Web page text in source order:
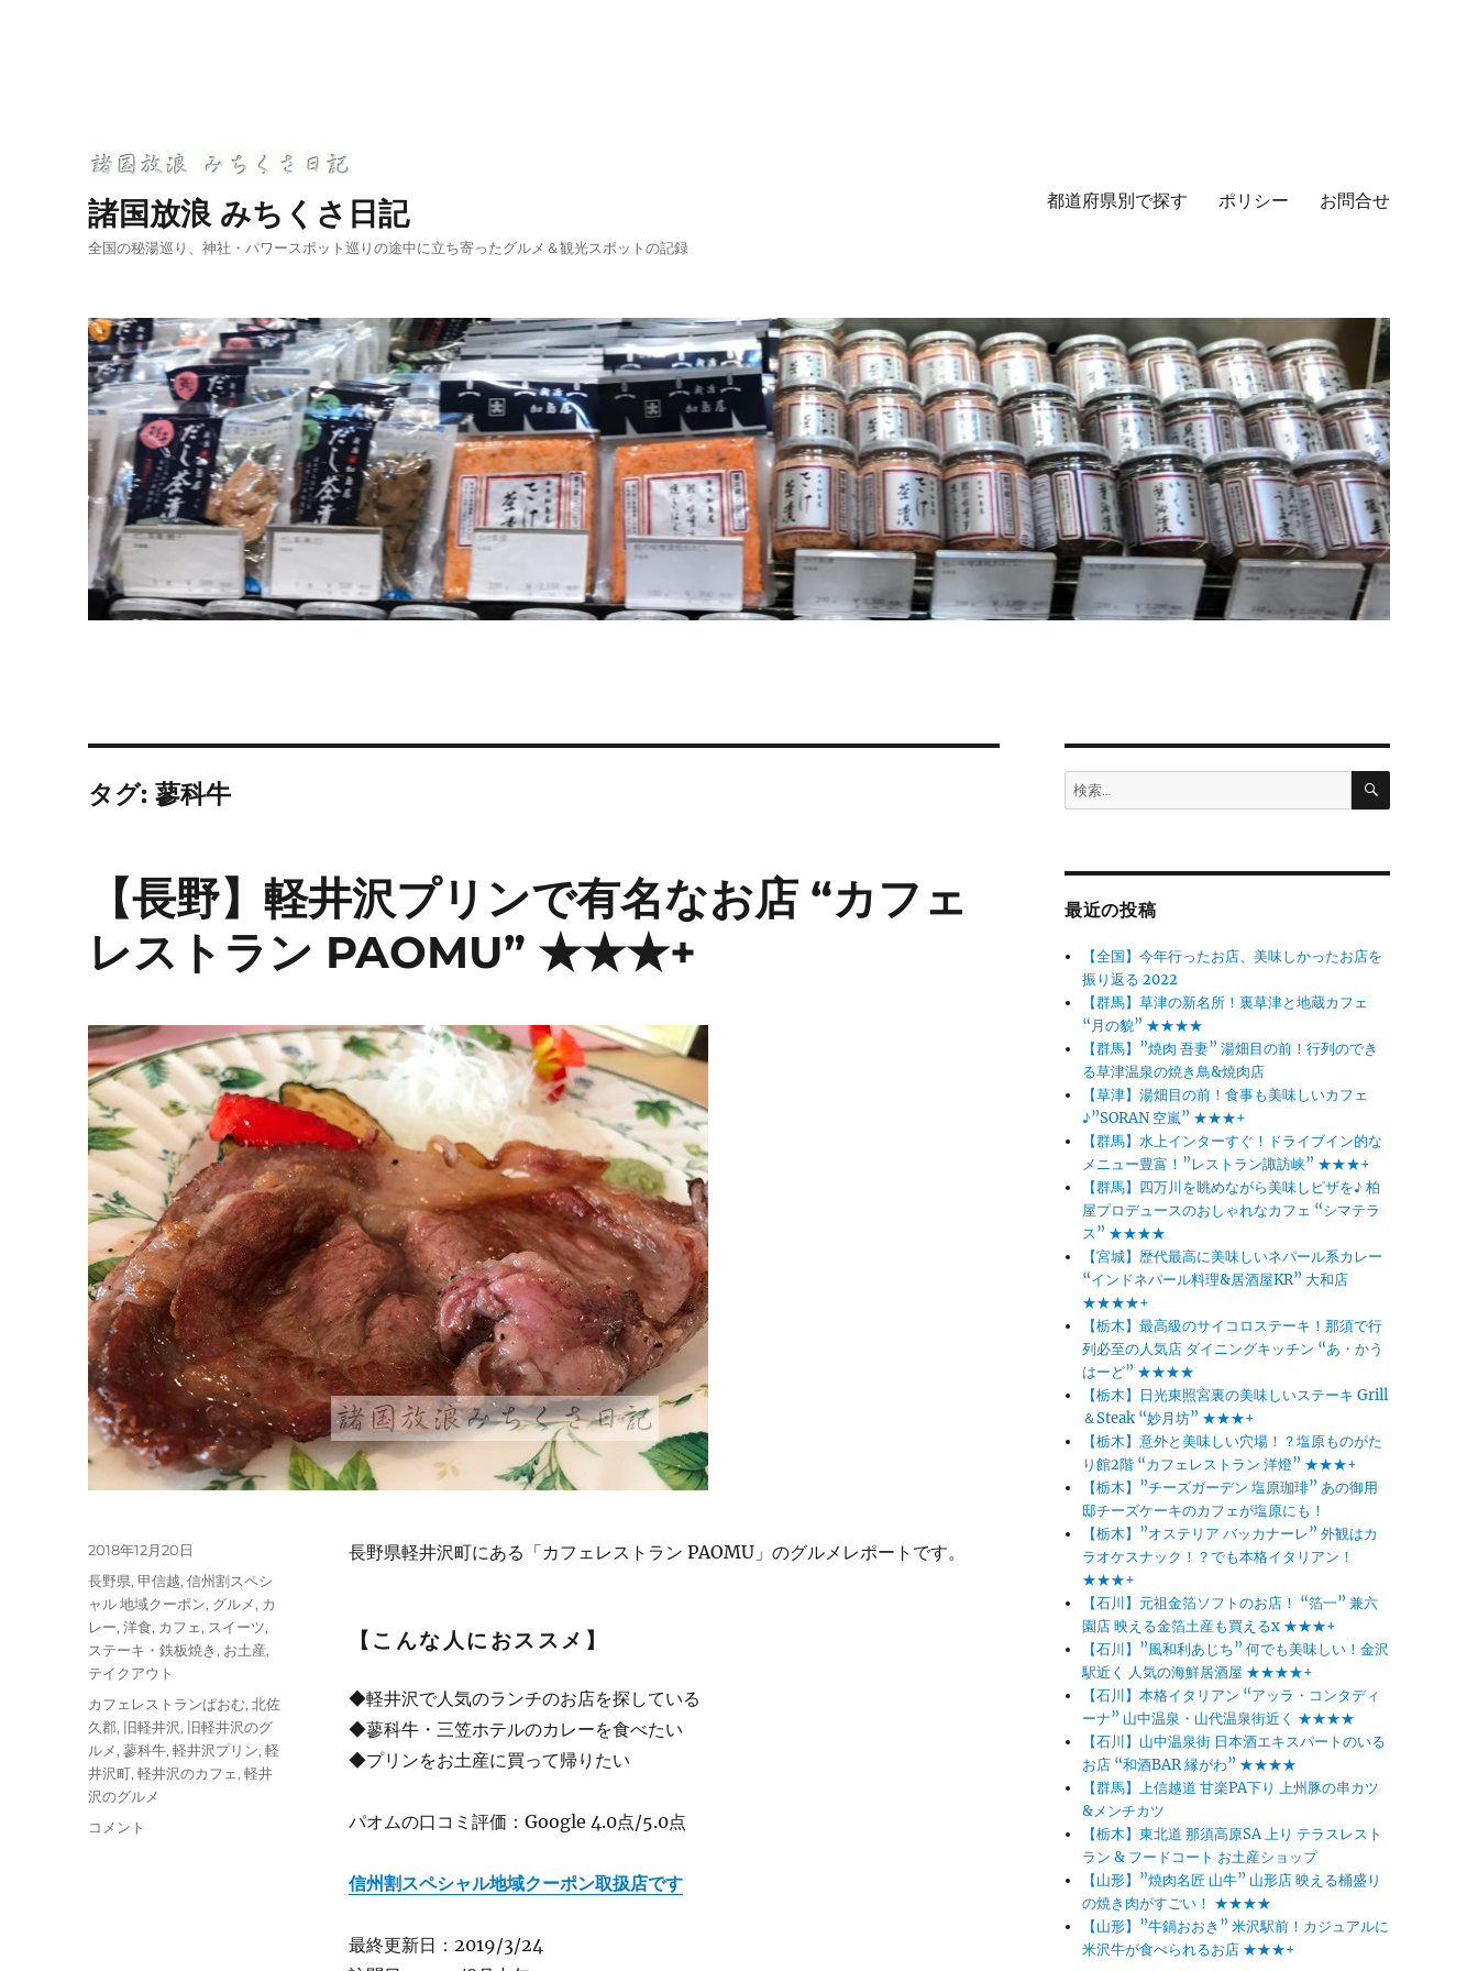
諸国放浪 みちくさ日記
全国の秘湯巡り、神社・パワースポット巡りの途中に立ち寄ったグルメ＆観光スポットの記録
都道府県別で探す ポリシー お問合せ
タグ:蓼科牛
【長野】軽井沢プリンで有名なお店 “カフェ
レストラン PAOMU” ★★★+
長野県軽井沢町にある「カフェレストラン PAOMU」のグルメレポートです。
【こんな人におススメ】
◆軽井沢で人気のランチのお店を探している
◆蓼科牛・三笠ホテルのカレーを食べたい
◆プリンをお土産に買って帰りたい
パオムの口コミ評価：Google 4.0点/5.0点
信州割スペシャル地域クーポン取扱店です
最終更新日：2019/3/24
投
稿
2018年12月20日
カ
テ
ゴ
リ
ー
長野県,甲信越,信州割スペシ
ャル 地域クーポン, グルメ, カ
レー,洋食, カフェ, スイーツ,
ステーキ・鉄板焼き , お土産,
テイクアウト
タ
グ
カフェレストランぱおむ,北佐
久郡, 旧軽井沢, 旧軽井沢のグ
ルメ,蓼科牛,軽井沢プリン,軽
井沢町,軽井沢のカフェ,軽井
沢のグルメ
【長
コメント
検
索:
検
最近の投稿
【全国】今年行ったお店、美味しかったお店を
振り返る 2022
【群馬】草津の新名所！裏草津と地蔵カフェ
“月の貌” ★★★★
【群馬】”焼肉 吾妻” 湯畑目の前！行列のでき
る草津温泉の焼き鳥&焼肉店
【草津】湯畑目の前！食事も美味しいカフェ
♪”SORAN 空嵐” ★★★+
【群馬】水上インターすぐ！ドライブイン的な
メニュー豊富！”レストラン諏訪峡” ★★★+
【群馬】四万川を眺めながら美味しピザを♪ 柏
屋プロデュースのおしゃれなカフェ “シマテラ
ス” ★★★★
【宮城】歴代最高に美味しいネパール系カレー
“インドネパール料理&居酒屋KR” 大和店
★★★★+
【栃木】最高級のサイコロステーキ！那須で行
列必至の人気店 ダイニングキッチン “あ・かう
はーど” ★★★★
【栃木】日光東照宮裏の美味しいステーキ Grill
＆Steak “妙月坊” ★★★+
【栃木】意外と美味しい穴場！？塩原ものがた
り館2階 “カフェレストラン 洋燈” ★★★+
【栃木】”チーズガーデン 塩原珈琲” あの御用
邸チーズケーキのカフェが塩原にも！
【栃木】”オステリア バッカナーレ” 外観はカ
ラオケスナック！？でも本格イタリアン！
★★★+
【石川】元祖金箔ソフトのお店！ “箔一” 兼六
園店 映える金箔土産も買えるx ★★★+
【石川】”風和利あじち” 何でも美味しい！金沢
駅近く 人気の海鮮居酒屋 ★★★★+
【石川】本格イタリアン “アッラ・コンタディ
ーナ” 山中温泉・山代温泉街近く ★★★★
【石川】山中温泉街 日本酒エキスパートのいる
お店 “和酒BAR 縁がわ” ★★★★
【群馬】上信越道 甘楽PA下り 上州豚の串カツ
&メンチカツ
【栃木】東北道 那須高原SA 上り テラスレスト
ラン & フードコート お土産ショップ
【山形】”焼肉名匠 山牛” 山形店 映える桶盛り
の焼き肉がすごい！ ★★★★
【山形】”牛鍋おおき” 米沢駅前！カジュアルに
米沢牛が食べられるお店 ★★★+